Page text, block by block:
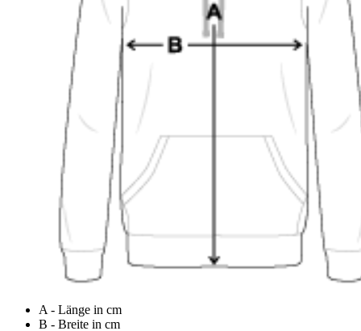
A - Länge in cm
B - Breite in cm